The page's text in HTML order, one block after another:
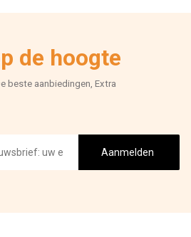
de hoogte
beste aanbiedingen, Extra
Aanmelden